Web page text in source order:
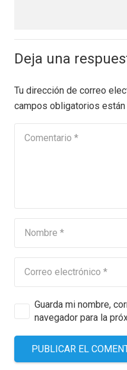
Deja una
Tu dirección de correo
campos obligatorios
Guarda mi nombre,
navegador para la
PUBLICAR EL